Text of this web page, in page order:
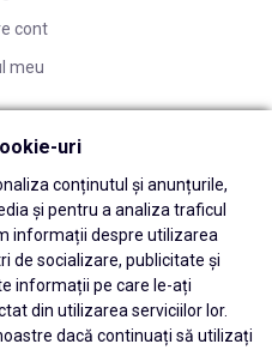
cont
meu
uri
conținutul și anunțurile,
și pentru a analiza traficul
informații despre utilizarea
de socializare, publicitate și
informații pe care le-ați
din utilizarea serviciilor lor.
dacă continuați să utilizați